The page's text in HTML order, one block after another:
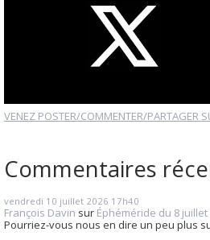
VENEZ POSTER/COMMENTER/PARTAGER
Commentaires
vendredi 10 juillet 2026 17h40
François Davin sur Éphéméride du 8 juillet
Pourriez-vous nous en dire un peu plus